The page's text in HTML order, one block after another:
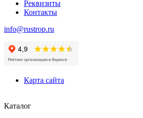
Реквизиты
Контакты
info@rustrop.ru
Карта сайта
Каталог